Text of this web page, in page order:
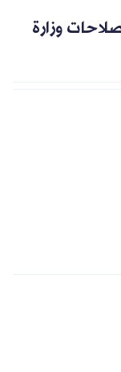
وزارة